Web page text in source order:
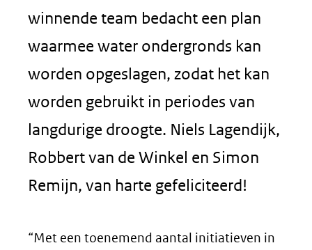
winnende team bedacht een plan
waarmee water ondergronds kan
worden opgeslagen, zodat het kan
worden gebruikt in periodes van
langdurige droogte. Niels Lagendijk,
Robbert van de Winkel en Simon
Remijn, van harte gefeliciteerd!
“Met een toenemend aantal initiatieven in